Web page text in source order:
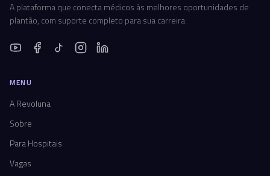
A plataforma que conecta médicos às melhores oportunidades de
plantão, com suporte completo para sua carreira.
MENU
A Revoluna
Sobre
Para Hospitais
Vagas